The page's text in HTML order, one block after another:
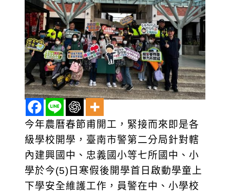
今年農曆春節甫開工，緊接而來即是各
級學校開學，臺南市警第二分局針對轄
內建興國中、忠義國小等七所國中、小
學於今(5)日寒假後開學首日啟動學童上
下學安全維護工作，員警在中、小學校